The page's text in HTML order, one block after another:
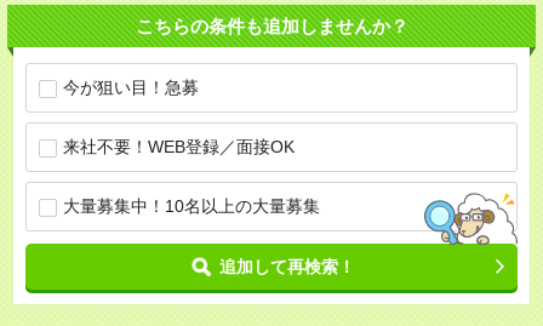
こちらの条件も追加しませんか？
今が狙い目！急募
来社不要！WEB登録／面接OK
大量募集中！10名以上の大量募集
追加して再検索！